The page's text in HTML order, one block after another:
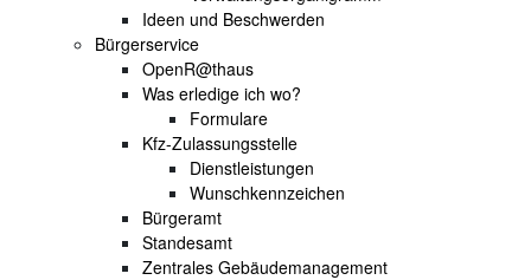
Ideen und Beschwerden
Bürgerservice
OpenR@thaus
Was erledige ich wo?
Formulare
Kfz-Zulassungsstelle
Dienstleistungen
Wunschkennzeichen
Bürgeramt
Standesamt
Zentrales Gebäudemanagement